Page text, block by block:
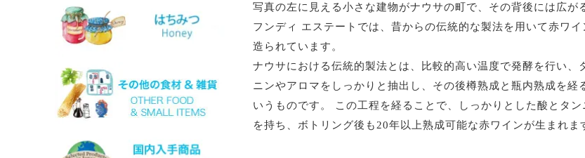
写真の左に見える小さな建物がナウサの町で、その背後には広が
フンディ エステートでは、昔からの伝統的な製法を用いて赤ワイ
造られています。
ナウサにおける伝統的製法とは、比較的高い温度で発酵を行い、
ニンやアロマをしっかりと抽出し、その後樽熟成と瓶内熟成を経
いうものです。 この工程を経ることで、しっかりとした酸とタン
を持ち、ボトリング後も20年以上熟成可能な赤ワインが生まれま
ワインセット
プリト
スラプサティリ
マスカットオブスピナ
カチャノ
ガイドゥリア
ホワイトマスカット